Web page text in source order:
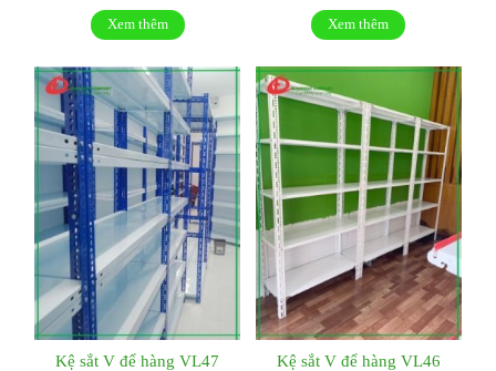
Xem thêm Xem thêm
Kệ sắt V để hàng VL47 Kệ sắt V để hàng VL46